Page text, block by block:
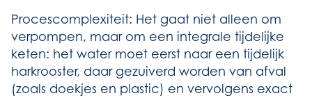
Procescomplexiteit: Het gaat niet alleen om
verpompen, maar om een integrale tijdelijke
keten: het water moet eerst naar een tijdelijk
harkrooster, daar gezuiverd worden van afval
(zoals doekjes en plastic) en vervolgens exact